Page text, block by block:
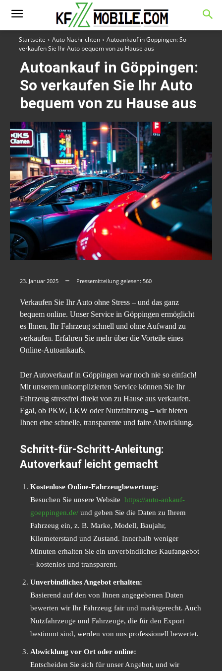
Startseite Auto Nachrichten
Autoankauf in Göppingen: So
verkaufen Sie Ihr Auto bequem von zu Hause aus
Autoankauf in Göppingen:
So verkaufen Sie Ihr Auto
bequem von zu Hause aus
23. Januar 2025 Pressemitteilung gelesen: 560
Verkaufen Sie Ihr Auto ohne Stress – und das ganz
bequem online. Unser Service in Göppingen ermöglicht
es Ihnen, Ihr Fahrzeug schnell und ohne Aufwand zu
verkaufen. Erfahren Sie mehr über die Vorteile eines
Online-Autoankaufs.
Der Autoverkauf in Göppingen war noch nie so einfach!
Mit unserem unkomplizierten Service können Sie Ihr
Fahrzeug stressfrei direkt von zu Hause aus verkaufen.
Egal, ob PKW, LKW oder Nutzfahrzeug – wir bieten
Ihnen eine schnelle, transparente und faire Abwicklung.
Schritt-für-Schritt-Anleitung:
Autoverkauf leicht gemacht
Kostenlose Online-Fahrzeugbewertung:
Besuchen Sie unsere Website https://auto-ankauf-
goeppingen.de/ und geben Sie die Daten zu Ihrem
Fahrzeug ein, z. B. Marke, Modell, Baujahr,
Kilometerstand und Zustand. Innerhalb weniger
Minuten erhalten Sie ein unverbindliches Kaufangebot
– kostenlos und transparent.
Unverbindliches Angebot erhalten:
Basierend auf den von Ihnen angegebenen Daten
bewerten wir Ihr Fahrzeug fair und marktgerecht. Auch
Nutzfahrzeuge und Fahrzeuge, die für den Export
bestimmt sind, werden von uns professionell bewertet.
Abwicklung vor Ort oder online:
Entscheiden Sie sich für unser Angebot, und wir